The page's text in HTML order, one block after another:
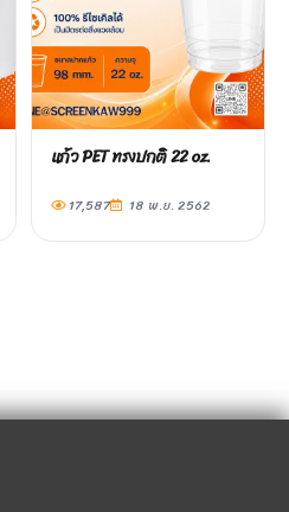
แก้ว PET ทรงปกติ 22 oz.
17,587 18 พ.ย. 2562